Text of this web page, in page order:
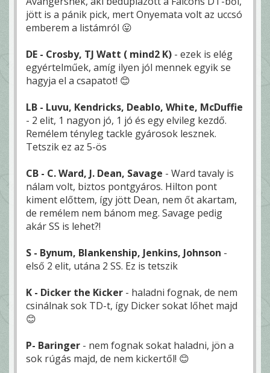
jött is a pánik pick, mert Onyemata volt az uccsó
emberem a listámról 😛
DE - Crosby, TJ Watt ( mind2 K) - ezek is elég
egyértelműek, amíg ilyen jól mennek egyik se
hagyja el a csapatot! 😊
LB - Luvu, Kendricks, Deablo, White, McDuffie
- 2 elit, 1 nagyon jó, 1 jó és egy elvileg kezdő.
Remélem tényleg tackle gyárosok lesznek.
Tetszik ez az 5-ös
CB - C. Ward, J. Dean, Savage - Ward tavaly is
nálam volt, biztos pontgyáros. Hilton pont
kiment előttem, így jött Dean, nem őt akartam,
de remélem nem bánom meg. Savage pedig
akár SS is lehet?!
S - Bynum, Blankenship, Jenkins, Johnson -
első 2 elit, utána 2 SS. Ez is tetszik
K - Dicker the Kicker - haladni fognak, de nem
csinálnak sok TD-t, így Dicker sokat lőhet majd
😊
P- Baringer - nem fognak sokat haladni, jön a
sok rúgás majd, de nem kickertől! 😊